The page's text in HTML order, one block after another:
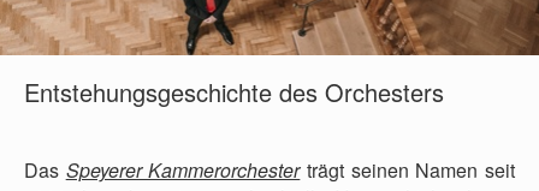
Entstehungsgeschichte des Orchesters
Das Speyerer Kammerorchesterträgt seinen Namen seit